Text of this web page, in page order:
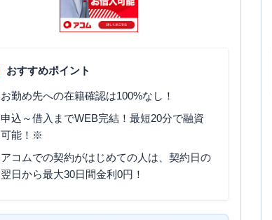
おすすめポイント
お勤め先への在籍確認は100%なし！
申込～借入までWEB完結！最短20分で融資
可能！※
アコムでの契約がはじめての人は、契約日の
翌日から最大30日間金利0円！